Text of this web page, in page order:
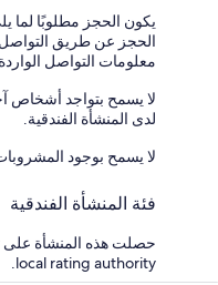
يكون الحجز مطلوبًا لما
الحجز عن طريق التواصل
معلومات التواصل
لا يسمح بتواجد أشخاص
لدى المنشأة الفندقية.
لا يسمح بوجود
فئة المنشأة الفندقية
local rating authority.